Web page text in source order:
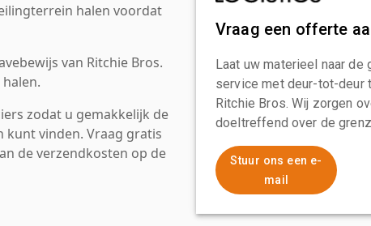
halen voordat
van Ritchie Bros.
zodat u gemakkelijk de
kunt vinden. Vraag gratis
de verzendkosten op de
Vraag een offerte
Laat uw materieel naar
service met deur-tot-deur
Ritchie Bros. Wij zorgen
doeltreffend over de
Stuur ons een e-
mail